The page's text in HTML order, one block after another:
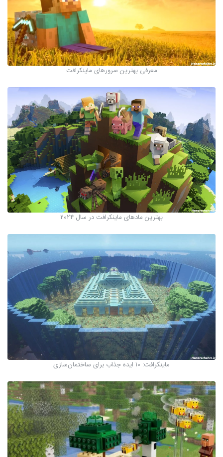
معرفی بهترین سرور‌های ماینکرافت
بهترین مادهای ماینکرافت در سال 2024
ماینکرافت: ۱۰ ایده جذاب برای ساختمان‌سازی